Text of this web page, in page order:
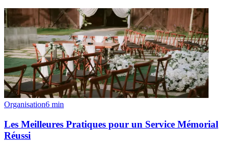
Organisation6 min
Les Meilleures Pratiques pour un Service Mémorial
Réussi